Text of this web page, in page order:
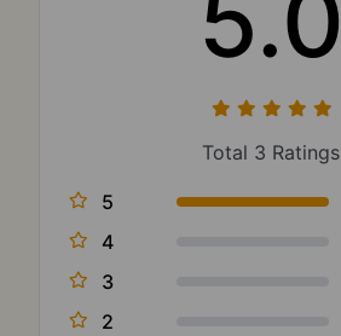
Total 3 Ratings
5
4
3
2